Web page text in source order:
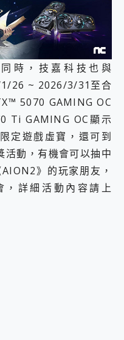
時，技嘉科技也與
1/26 ~ 2026/3/31至合
5070 GAMING OC
Ti GAMING OC顯示
定遊戲虛寶，還可到
活動，有機會可以抽中
》的玩家朋友，
，詳細活動內容請上